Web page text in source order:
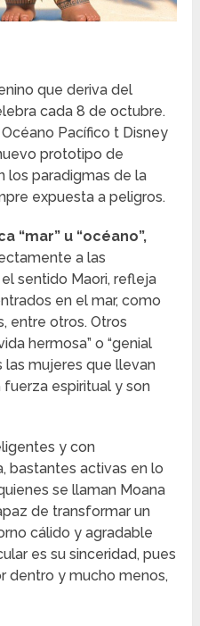
que deriva del
cada 8 de octubre.
Pacífico t Disney
prototipo de
los paradigmas de la
expuesta a peligros.
“mar” u “océano”,
a las
sentido Maori, refleja
en el mar, como
entre otros. Otros
hermosa” o “genial
las mujeres que llevan
espiritual y son
y con
bastantes activas en lo
se llaman Moana
de transformar un
cálido y agradable
es su sinceridad, pues
dentro y mucho menos,